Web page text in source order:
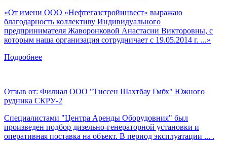
«От имени ООО «Нефтегазстройинвест» выражаю
благодарность коллективу Индивидуального
предпринимателя Жаворонковой Анастасии Викторовны, с
которым наша организация сотрудничает с 19.05.2014 г. ...»
Подробнее
Отзыв от: Филиал ООО "Тиссен Шахтбау Гмбх" Южного
рудника СКРУ-2
Специалистами "Центра Аренды Оборудовния" был
произведен подбор дизельно-генераторной установки и
оперативная поставка на объект. В период эксплуатации ... .